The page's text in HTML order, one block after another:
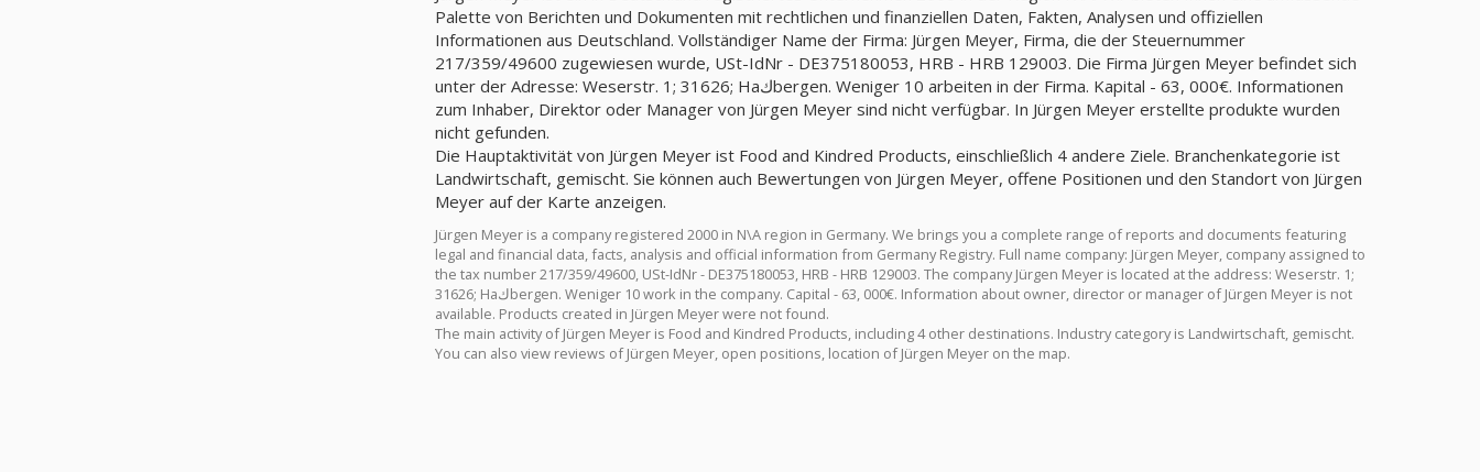
Palette von Berichten und Dokumenten mit rechtlichen und finanziellen Daten, Fakten, Analysen und offiziellen
Informationen aus Deutschland. Vollständiger Name der Firma: Jürgen Meyer, Firma, die der Steuernummer
217/359/49600 zugewiesen wurde, USt-IdNr - DE375180053, HRB - HRB 129003. Die Firma Jürgen Meyer befindet sich
unter der Adresse: Weserstr. 1; 31626; Haكbergen. Weniger 10 arbeiten in der Firma. Kapital - 63, 000€. Informationen
zum Inhaber, Direktor oder Manager von Jürgen Meyer sind nicht verfügbar. In Jürgen Meyer erstellte produkte wurden
nicht gefunden.
Die Hauptaktivität von Jürgen Meyer ist Food and Kindred Products, einschließlich 4 andere Ziele. Branchenkategorie ist
Landwirtschaft, gemischt. Sie können auch Bewertungen von Jürgen Meyer, offene Positionen und den Standort von Jürgen
Meyer auf der Karte anzeigen.
Jürgen Meyer is a company registered 2000 in N\A region in Germany. We brings you a complete range of reports and documents featuring
legal and financial data, facts, analysis and official information from Germany Registry. Full name company: Jürgen Meyer, company assigned to
the tax number 217/359/49600, USt-IdNr - DE375180053, HRB - HRB 129003. The company Jürgen Meyer is located at the address: Weserstr. 1;
31626; Haكbergen. Weniger 10 work in the company. Capital - 63, 000€. Information about owner, director or manager of Jürgen Meyer is not
available. Products created in Jürgen Meyer were not found.
The main activity of Jürgen Meyer is Food and Kindred Products, including 4 other destinations. Industry category is Landwirtschaft, gemischt.
You can also view reviews of Jürgen Meyer, open positions, location of Jürgen Meyer on the map.